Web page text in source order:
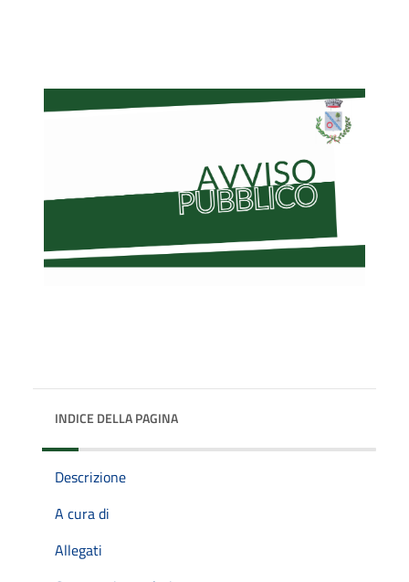
INDICE DELLA PAGINA
Descrizione
A cura di
Allegati